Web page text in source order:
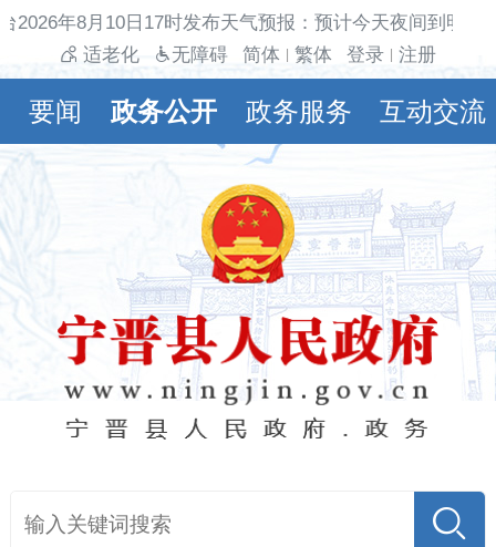
2026年8月10日17时发布天气预报：预计今天夜间到明
适老化
无障碍 简体 繁体 登录 注册
要闻 政务公开 政务服务 互动交流